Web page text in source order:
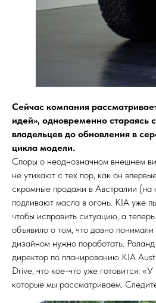
Сейчас компания
идей», одновременно стараясь
владельцев до обновления в
цикла модели.
Споры о неоднозначном внешнем
не утихают с тех пор, как он
скромные продажи в Австралии (на
подливают масла в огонь. KIA уже
чтобы исправить ситуацию, а
объявило о том, что давно понимали
дизайном нужно поработать.
директор по планированию KIA
Drive, что кое-что уже готовится:
которые мы рассматриваем.